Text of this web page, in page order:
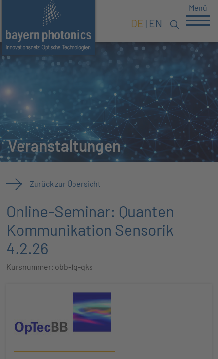
DE EN
Menü
Veranstaltungen
Zurück zur Übersicht
Online-Seminar: Quanten
Kommunikation Sensorik
4.2.26
Kursnummer: obb-fg-qks